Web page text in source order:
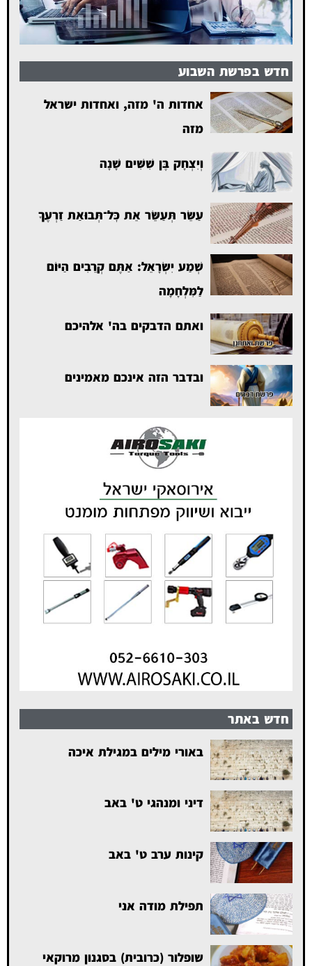
חדש בפרשת השבוע
אחדות ה' מזה, ואחדות ישראל
מזה
וְיִצְחָק בֶּן שִׁשִּׁים שָׁנָה
עַשֵּׂר תְּעַשֵּׂר אֵת כׇּל־תְּבוּאַת זַרְעֶךָ
שְׁמַע יִשְׂרָאֵל: אַתֶּם קְרֵבִים הַיּוֹם
לַמִּלְחָמָה
ואתם הדבקים בה' אלהיכם
ובדבר הזה אינכם מאמינים
חדש באתר
באורי מילים במגילת איכה
דיני ומנהגי ט' באב
קינות ערב ט' באב
תפילת מודה אני
שופלור (כרובית) בסגנון מרוקאי